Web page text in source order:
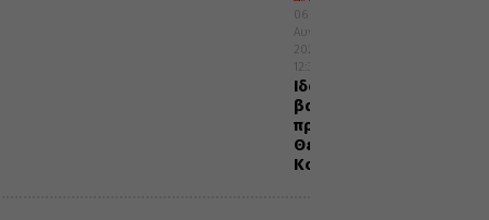
06
Αυγούστου
2026
12:32
Ιδού
βαδίζω
προς
Θεία
Κοινωνία